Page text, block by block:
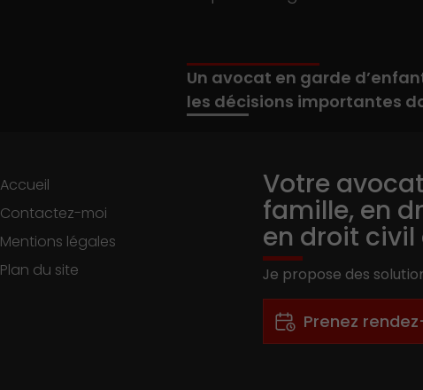
Un avocat en garde
les décisions importantes
Accueil
Contactez-moi
Mentions légales
Plan du site
Votre
famille, en
en droit civil
Je propose des
Prenez